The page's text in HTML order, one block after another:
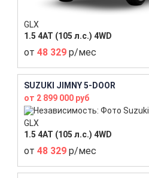
GLX
1.5 4AT (105 л.с.) 4WD
от 48 329 р/мес
SUZUKI JIMNY 5-DOOR
от 2 899 000 руб
GLX
1.5 4AT (105 л.с.) 4WD
от 48 329 р/мес